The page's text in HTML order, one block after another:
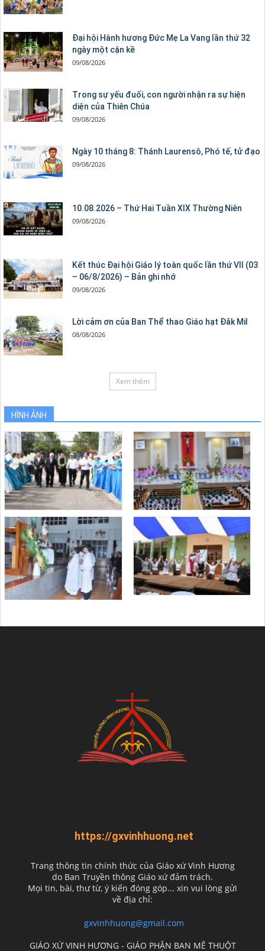
Đại hội Hành hương Đức Mẹ La Vang lần thứ 32
ngày một cận kề
09/08/2026
Trong sự yếu đuối, con người nhận ra sự hiện
diện của Thiên Chúa
09/08/2026
Ngày 10 tháng 8: Thánh Laurensô, Phó tế, tử đạo
09/08/2026
10.08.2026 – Thứ Hai Tuần XIX Thường Niên
09/08/2026
Kết thúc Đại hội Giáo lý toàn quốc lần thứ VII (03
– 06/8/2026) – Bản ghi nhớ
09/08/2026
Lời cảm ơn của Ban Thể thao Giáo hạt Đăk Mil
08/08/2026
Xem thêm
HÌNH ẢNH
https://gxvinhhuong.net
Trang thông tin chính thức của Giáo xứ Vinh Hương
do Ban Truyền thông Giáo xứ đảm trách.
Mọi tin, bài, thư từ, ý kiến đóng góp... xin vui lòng gửi
về địa chỉ:
gxvinhhuong@gmail.com
GIÁO XỨ VINH HƯƠNG - GIÁO PHẬN BAN MÊ THUỘT